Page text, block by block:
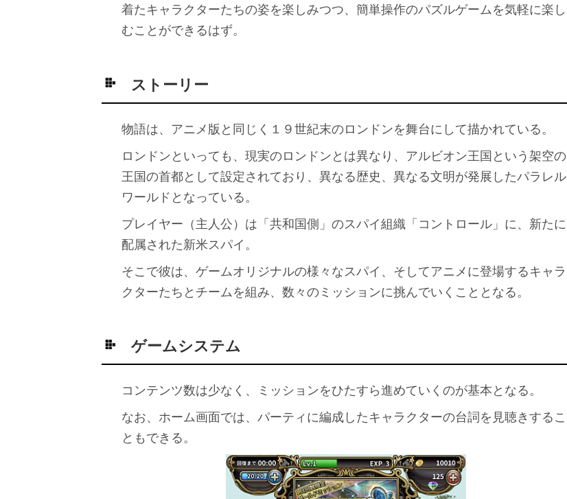
着たキャラクターたちの姿を楽しみつつ、簡単操作のパズルゲームを気軽に楽し
むことができるはず。
ストーリー
物語は、アニメ版と同じく１９世紀末のロンドンを舞台にして描かれている。
ロンドンといっても、現実のロンドンとは異なり、アルビオン王国という架空の
王国の首都として設定されており、異なる歴史、異なる文明が発展したパラレル
ワールドとなっている。
プレイヤー（主人公）は「共和国側」のスパイ組織「コントロール」に、新たに
配属された新米スパイ。
そこで彼は、ゲームオリジナルの様々なスパイ、そしてアニメに登場するキャラ
クターたちとチームを組み、数々のミッションに挑んでいくこととなる。
ゲームシステム
コンテンツ数は少なく、ミッションをひたすら進めていくのが基本となる。
なお、ホーム画面では、パーティに編成したキャラクターの台詞を見聴きするこ
ともできる。